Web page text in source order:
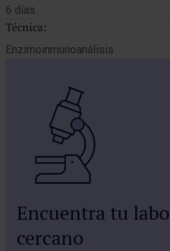
6 días
Técnica:
Enzimoinmunoanálisis
Encuentra tu
cercano